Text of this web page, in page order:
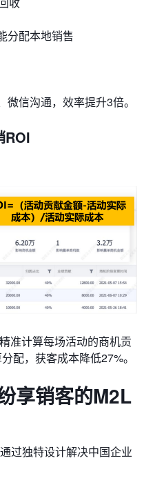
分配本地销售
信沟通，效率提升3倍。
ROI
准计算每场活动的商机贡
配，获客成本降低27%。
享销客的M2L
过独特设计解决中国企业